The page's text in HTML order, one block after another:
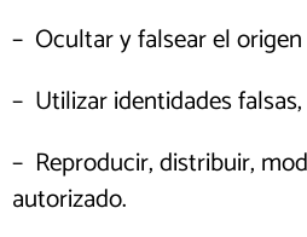
– Ocultar y falsear el
– Utilizar identidades
– Reproducir, distribuir,
autorizado.